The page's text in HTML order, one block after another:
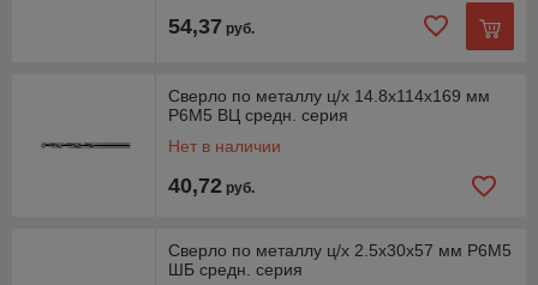
54,37 руб.
Сверло по металлу ц/х 14.8х114х169 мм
Р6М5 ВЦ средн. серия
Нет в наличии
40,72 руб.
Сверло по металлу ц/х 2.5х30х57 мм Р6М5
ШБ средн. серия